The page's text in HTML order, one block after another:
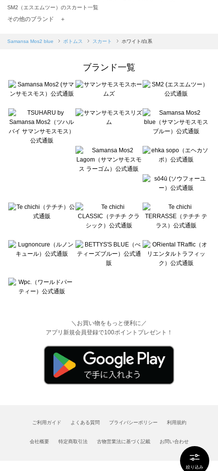
絞り込み
SM2（エスエムツー）のスカート一覧
TSUHARU by Samansa Mos2（ツハルバイサマンサモスモス）のスカート一覧
Samansa Mos2 blue（サマンサモスモス ブルー）のスカート一覧
sō4ū（ソウフォーユー）のスカート一覧
Te chichi（テチチ）のスカート一覧
Te chichi CLASSIC（テチチ クラシック）のスカート一覧
Lugnoncure（ルノンキュール）のスカート一覧
BETTY'S BLUE（べティーズブルー）のスカート一覧
Wpc.（ワールドパーティー）のスカート一覧
その他のブランド ＋
Samansa Mos2 blue ボトムス スカート ホワイト/白系
ブランド一覧
＼お買い物をもっと便利に／
アプリ新規会員登録で100ポイントプレゼント！
ご利用ガイド よくある質問 プライバシーポリシー 利用規約
会社概要 特定商取引法 古物営業法に基づく記載 お問い合わせ